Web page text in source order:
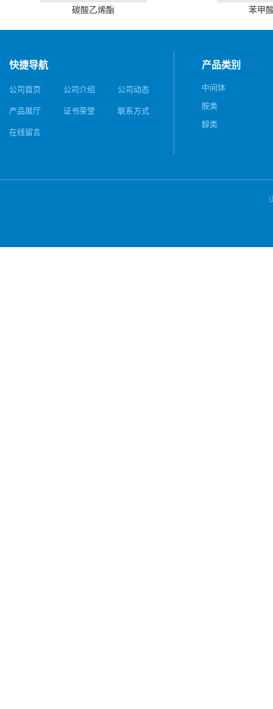
碳酸乙烯酯 苯甲
快捷导航
公司首页 公司介绍 公司动态
产品展厅 证书荣誉 联系方式
在线留言
产品类别
中间体
胺类
醇类